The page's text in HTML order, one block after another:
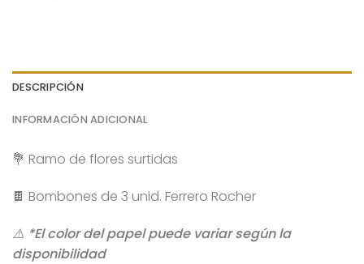
DESCRIPCIÓN
INFORMACIÓN ADICIONAL
💐 Ramo de flores surtidas
🍫 Bombones de 3 unid. Ferrero Rocher
⚠️ *El color del papel puede variar según la
disponibilidad